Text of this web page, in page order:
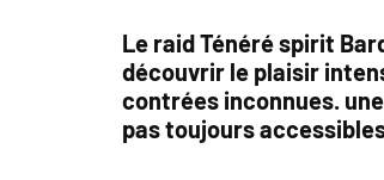
Le raid Ténéré spirit
découvrir le plaisir
contrées inconnues.
pas toujours